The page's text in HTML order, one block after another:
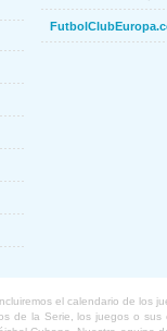
el calendario de los
de la Serie, los juegos o sus